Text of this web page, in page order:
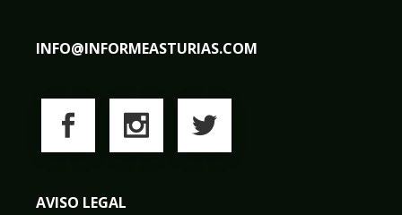
INFO@INFORMEASTURIAS.COM
AVISO LEGAL